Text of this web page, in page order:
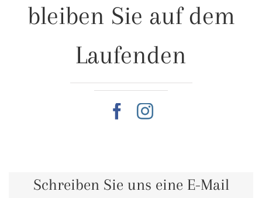
bleiben Sie auf dem
Laufenden
Schreiben Sie uns eine E-Mail